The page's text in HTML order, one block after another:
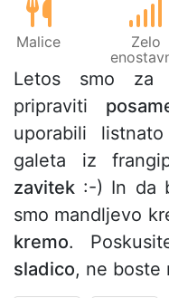
Malice
Zelo
Letos smo za
pripraviti
uporabili
galeta iz
zavitek :-) In da
smo mandljevo
kremo.
sladico, ne boste